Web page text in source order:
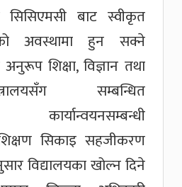
सिसिएमसी बाट स्वीकृत
अवस्थामा हुन सक्ने
अनुरूप शिक्षा, विज्ञान तथा
सम्बन्धित
कार्यान्वयनसम्बन्धी
सिकाइ सहजीकरण
विद्यालयका खोल्न दिने